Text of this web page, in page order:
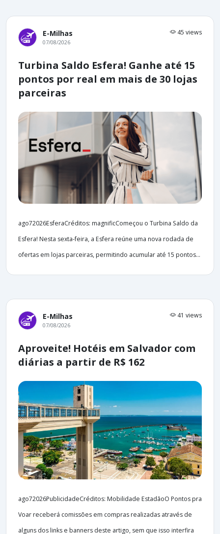
E-Milhas 45 views
07/08/2026
Turbina Saldo Esfera! Ganhe até 15
pontos por real em mais de 30 lojas
parceiras
ago72026EsferaCréditos: magnificComeçou o Turbina Saldo da
Esfera! Nesta sexta-feira, a Esfera reúne uma nova rodada de
ofertas em lojas parceiras, permitindo acumular até 15 pontos...
E-Milhas 41 views
07/08/2026
Aproveite! Hotéis em Salvador com
diárias a partir de R$ 162
ago72026PublicidadeCréditos: Mobilidade EstadãoO Pontos pra
Voar receberá comissões em compras realizadas através de
alguns dos links e banners deste artigo, sem que isso interfira